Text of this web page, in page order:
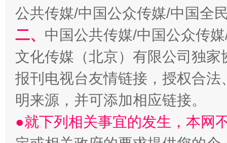
解纷+调解+退费，一次搞定
公共传媒/中国公众传媒/中国全
二、 中国公共传媒/中国公众传
文化传媒（北京）有限公司独
报刊电视台友情链接，授权合
明来源，并可添加相应链接。
●就下列相关事宜的发生，本网